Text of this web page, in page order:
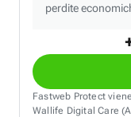
perdite
Fastweb Protect
Wallife Digital Care